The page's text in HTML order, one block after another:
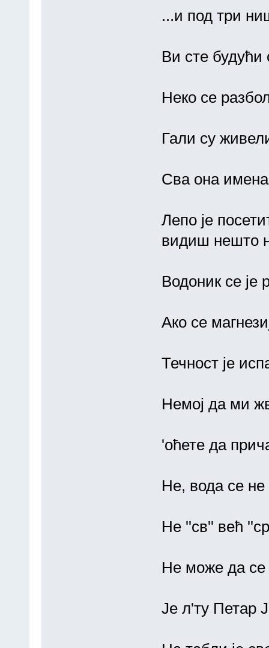
...и под три
Ви сте будући
Неко се
Гали су
Сва она
Лепо је
видиш нешто
Водоник се је
Ако се
Течност је
Немој да ми
'оћете да
Не, вода се не
Не ''св'' већ
Не може да се
Је л'ту Петар